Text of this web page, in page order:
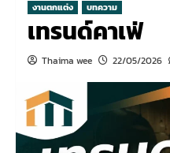
งานตกแต่ง บทความ
เทรนด์คาเฟ่
Thaima wee 22/05/2026